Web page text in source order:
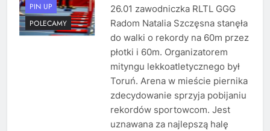
PIN UP
POLECAMY
26.01 zawodniczka RLTL GGG
Radom Natalia Szczęsna stanęła
do walki o rekordy na 60m przez
płotki i 60m. Organizatorem
mityngu lekkoatletycznego był
Toruń. Arena w mieście piernika
zdecydowanie sprzyja pobijaniu
rekordów sportowcom. Jest
uznawana za najlepszą halę